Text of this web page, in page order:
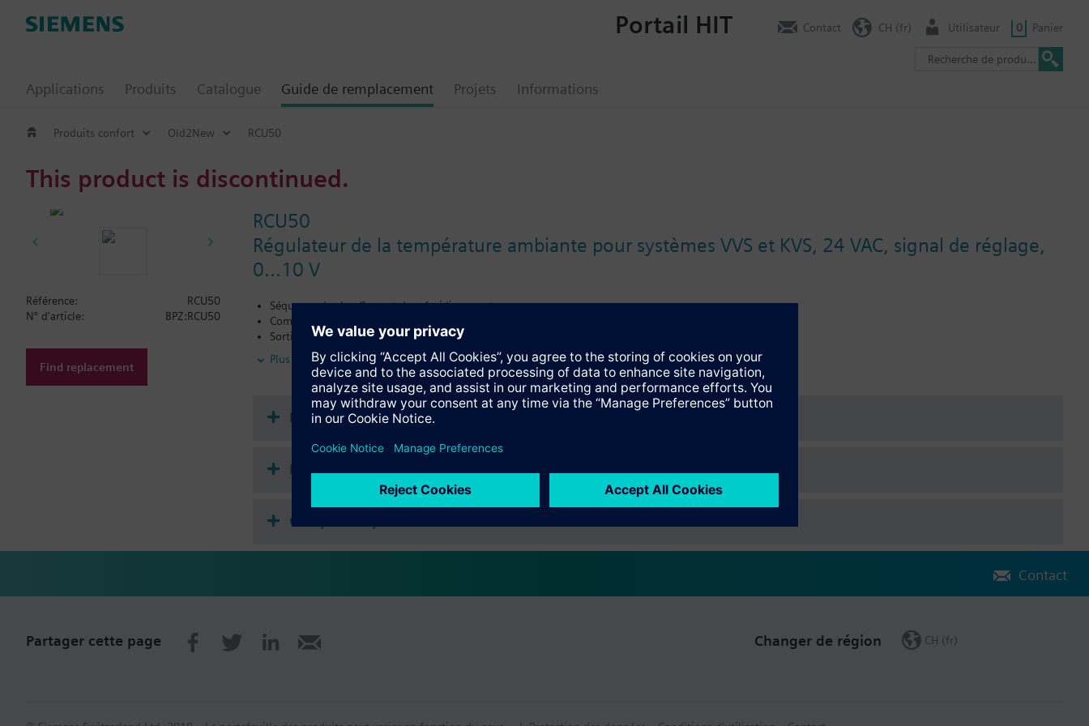
Applications Produits Catalogue Guide de remplacement Projets Informations
Portail HIT Contact CH (fr) Utilisateur 0 Panier
Produits confort Old2New RCU50
This product is discontinued.
RCU50
Régulateur de la température ambiante pour systèmes VVS et KVS, 24 VAC, signal de réglage,
0...10 V
Séquence de chauffage et de refroidissement
Commutation automatique de service de chauffage et de refroidissement (avec QAH11.1)
Sortie 0...10V (max. ±1mA)
Entrée numérique pour commutateur des régimes externe
Seuil minimal réglable pour la sortie de refroidissement
Entrée active pour le décalage de la valeur de consigne
Service normal, économique et antigel
Plus
Référence:
RCU50
N° d'article:
BPZ:RCU50
Find replacement
Documentation
Récapitulatif technique
Compatible products
Contact
Partager cette page Changer de région CH (fr)